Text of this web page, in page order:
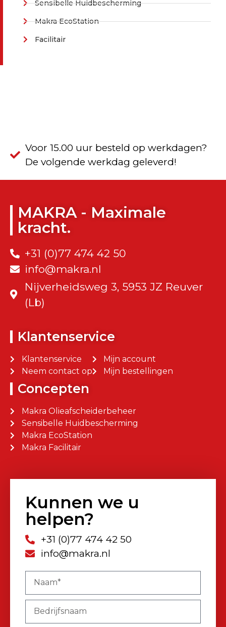
Sensibelle Huidbescherming
Makra EcoStation
Facilitair
Voor 15.00 uur besteld op werkdagen?
De volgende werkdag geleverd!
MAKRA - Maximale
kracht.
+31 (0)77 474 42 50
info@makra.nl
Nijverheidsweg 3, 5953 JZ Reuver
(Lb)
Klantenservice
Klantenservice
Neem contact op
Mijn account
Mijn bestellingen
Concepten
Makra Olieafscheiderbeheer
Sensibelle Huidbescherming
Makra EcoStation
Makra Facilitair
Kunnen we u
helpen?
+31 (0)77 474 42 50
info@makra.nl